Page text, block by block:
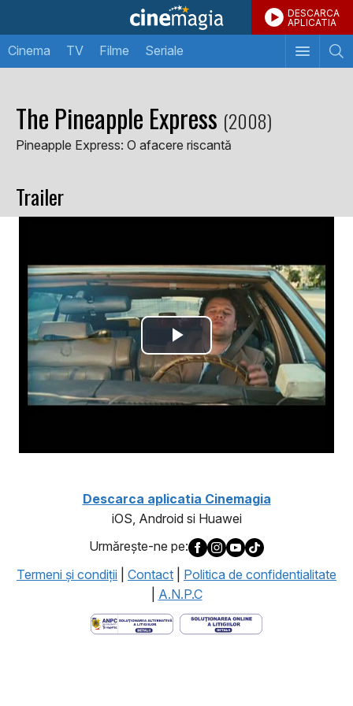
DESCARCA
APLICATIA
Cinema TV Filme Seriale
The Pineapple Express (2008)
Pineapple Express: O afacere riscantă
Trailer
Descarca aplicatia Cinemagia
iOS, Android si Huawei
Urmăreşte-ne pe:
Termeni şi condiţii
Contact
Politica de confidentialitate
A.N.P.C